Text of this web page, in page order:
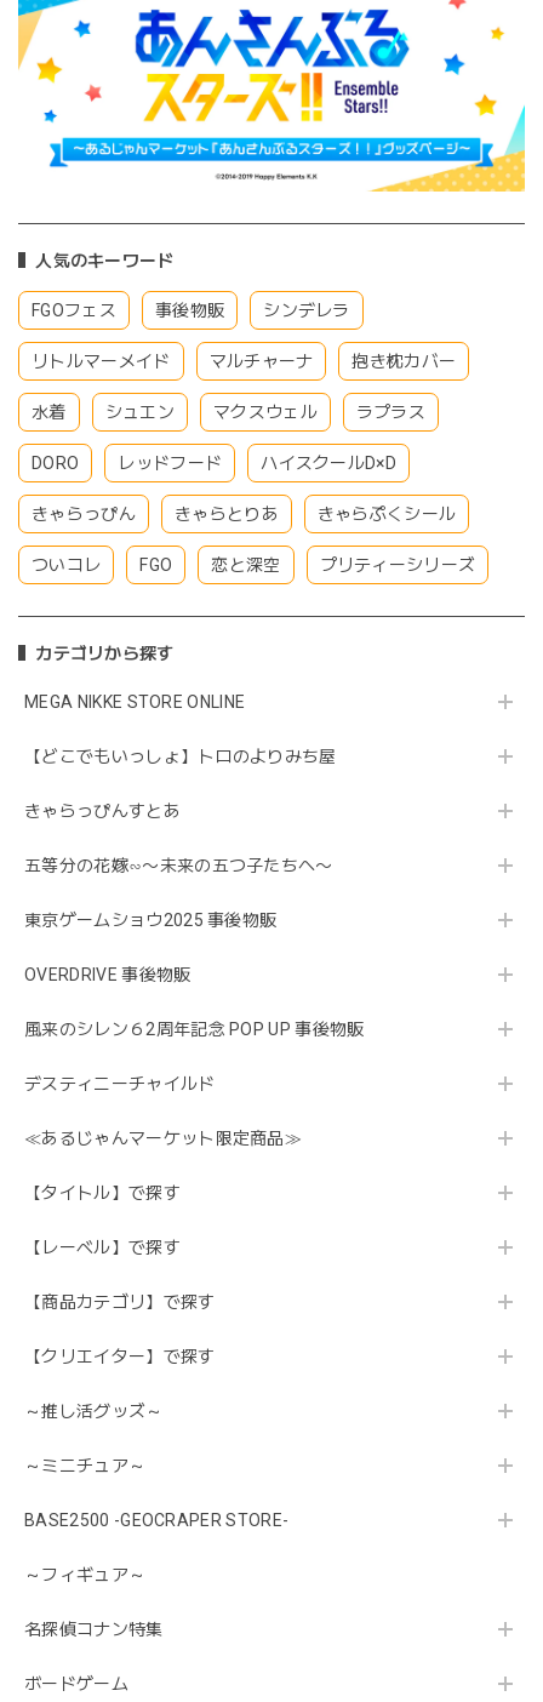
人気のキーワード
FGOフェス 事後物販 シンデレラ
リトルマーメイド マルチャーナ 抱き枕カバー
水着 シュエン マクスウェル ラプラス
DORO レッドフード ハイスクールD×D
きゃらっぴん きゃらとりあ きゃらぷくシール
ついコレ FGO 恋と深空 プリティーシリーズ
カテゴリから探す
MEGA NIKKE STORE ONLINE
【どこでもいっしょ】トロのよりみち屋
きゃらっぴんすとあ
五等分の花嫁∽〜未来の五つ子たちへ〜
東京ゲームショウ2025 事後物販
OVERDRIVE 事後物販
風来のシレン６2周年記念 POP UP 事後物販
デスティニーチャイルド
≪あるじゃんマーケット限定商品≫
【タイトル】で探す
【レーベル】で探す
【商品カテゴリ】で探す
【クリエイター】で探す
～推し活グッズ～
～ミニチュア～
BASE2500 -GEOCRAPER STORE-
～フィギュア～
名探偵コナン特集
ボードゲーム